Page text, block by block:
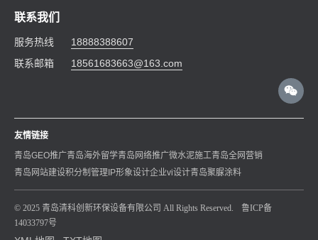
联系我们
服务热线
18888388607
联系邮箱
18561683663@163.com
友情链接
青岛GEO推广青岛海外留学青岛网络推广微水泥施工青岛全网营销
青岛网站建设积分制管理 IP形象设计企业vi设计青岛聚脲涂料
© 2025 青岛清科创新环保设备有限公司 All Rights Reserved.
鲁ICP备
14033797号